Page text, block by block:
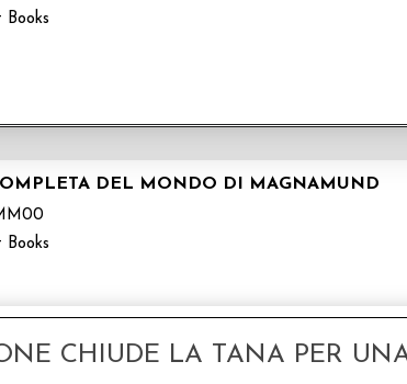
Books
DEL MONDO DI MAGNAMUND
Books
CHIUDE LA TANA PER